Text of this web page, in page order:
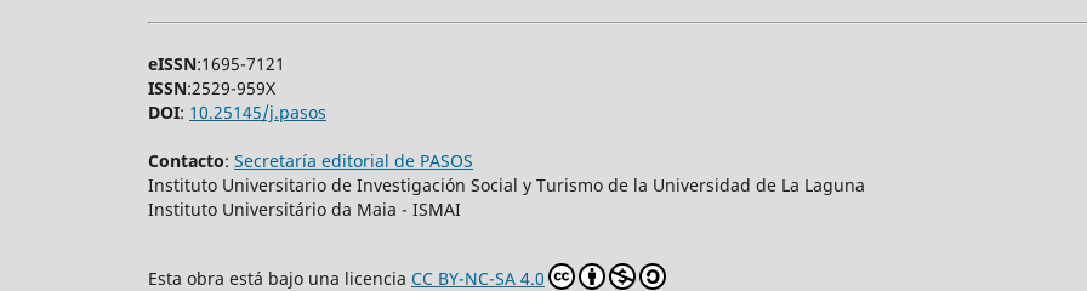
eISSN:1695-7121
ISSN:2529-959X
DOI: 10.25145/j.pasos
Contacto: Secretaría editorial de PASOS
Instituto Universitario de Investigación Social y Turismo de la Universidad de La Laguna
Instituto Universitário da Maia - ISMAI
Esta obra está bajo una licencia CC BY-NC-SA 4.0